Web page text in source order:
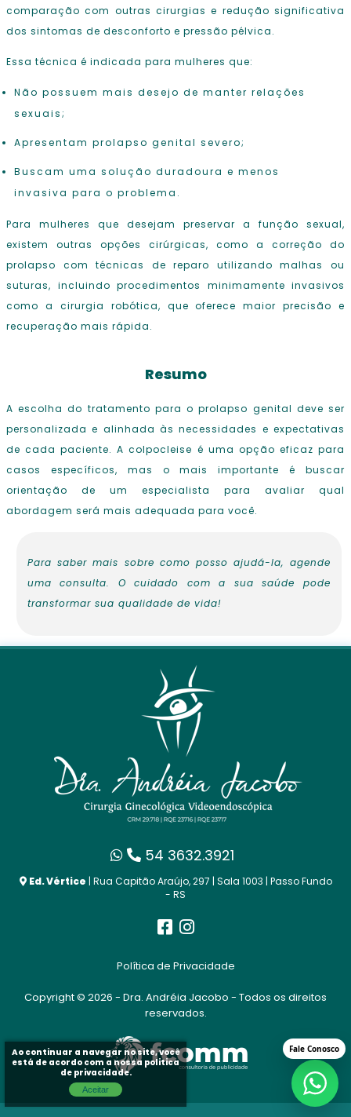
comparação com outras cirurgias e redução significativa
dos sintomas de desconforto e pressão pélvica.
Essa técnica é indicada para mulheres que:
Não possuem mais desejo de manter relações
sexuais;
Apresentam prolapso genital severo;
Buscam uma solução duradoura e menos
invasiva para o problema.
Para mulheres que desejam preservar a função sexual,
existem outras opções cirúrgicas, como a correção do
prolapso com técnicas de reparo utilizando malhas ou
suturas, incluindo procedimentos minimamente invasivos
como a cirurgia robótica, que oferece maior precisão e
recuperação mais rápida.
Resumo
A escolha do tratamento para o prolapso genital deve ser
personalizada e alinhada às necessidades e expectativas
de cada paciente. A colpocleise é uma opção eficaz para
casos específicos, mas o mais importante é buscar
orientação de um especialista para avaliar qual
abordagem será mais adequada para você.
Para saber mais sobre como posso ajudá-la, agende
uma consulta. O cuidado com a sua saúde pode
transformar sua qualidade de vida!
54 3632.3921
Ed. Vértice | Rua Capitão Araújo, 297 | Sala 1003 | Passo Fundo
- RS
Política de Privacidade
Copyright © 2026 - Dra. Andréia Jacobo - Todos os direitos
reservados.
Ao continuar a navegar no site, você
está de acordo com a nossa politica
de privacidade.
Aceitar